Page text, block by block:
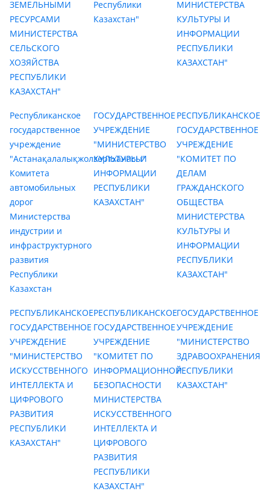
ЗЕМЕЛЬНЫМИ
РЕСУРСАМИ
МИНИСТЕРСТВА
СЕЛЬСКОГО
ХОЗЯЙСТВА
РЕСПУБЛИКИ
КАЗАХСТАН"
Республики
Казахстан"
МИНИСТЕРСТВА
КУЛЬТУРЫ И
ИНФОРМАЦИИ
РЕСПУБЛИКИ
КАЗАХСТАН"
Республиканское
государственное
учреждение
"Астанақалалықжолзертханасы"
Комитета
автомобильных
дорог
Министерства
индустрии и
инфраструктурного
развития
Республики
Казахстан
ГОСУДАРСТВЕННОЕ
УЧРЕЖДЕНИЕ
"МИНИСТЕРСТВО
КУЛЬТУРЫ И
ИНФОРМАЦИИ
РЕСПУБЛИКИ
КАЗАХСТАН"
РЕСПУБЛИКАНСКОЕ
ГОСУДАРСТВЕННОЕ
УЧРЕЖДЕНИЕ
"КОМИТЕТ ПО
ДЕЛАМ
ГРАЖДАНСКОГО
ОБЩЕСТВА
МИНИСТЕРСТВА
КУЛЬТУРЫ И
ИНФОРМАЦИИ
РЕСПУБЛИКИ
КАЗАХСТАН"
РЕСПУБЛИКАНСКОЕ
ГОСУДАРСТВЕННОЕ
УЧРЕЖДЕНИЕ
"МИНИСТЕРСТВО
ИСКУССТВЕННОГО
ИНТЕЛЛЕКТА И
ЦИФРОВОГО
РАЗВИТИЯ
РЕСПУБЛИКИ
КАЗАХСТАН"
РЕСПУБЛИКАНСКОЕ
ГОСУДАРСТВЕННОЕ
УЧРЕЖДЕНИЕ
"КОМИТЕТ ПО
ИНФОРМАЦИОННОЙ
БЕЗОПАСНОСТИ
МИНИСТЕРСТВА
ИСКУССТВЕННОГО
ИНТЕЛЛЕКТА И
ЦИФРОВОГО
РАЗВИТИЯ
РЕСПУБЛИКИ
КАЗАХСТАН"
ГОСУДАРСТВЕННОЕ
УЧРЕЖДЕНИЕ
"МИНИСТЕРСТВО
ЗДРАВООХРАНЕНИЯ
РЕСПУБЛИКИ
КАЗАХСТАН"